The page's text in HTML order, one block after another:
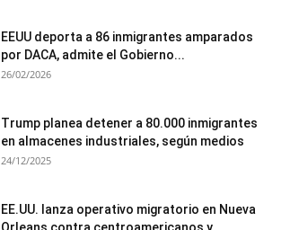
EEUU deporta a 86 inmigrantes amparados
por DACA, admite el Gobierno...
26/02/2026
Trump planea detener a 80.000 inmigrantes
en almacenes industriales, según medios
24/12/2025
EE.UU. lanza operativo migratorio en Nueva